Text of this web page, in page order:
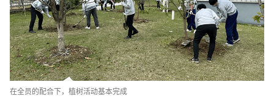
在全员的配合下，植树活动基本完成